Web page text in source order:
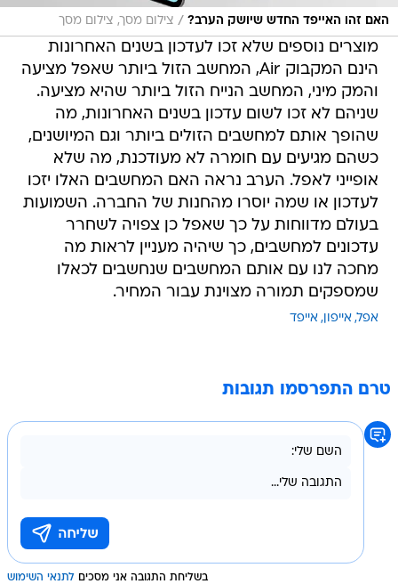
האם זהו האייפד החדש שיושק הערב? / צילום מסך, צילום מסך
מוצרים נוספים שלא זכו לעדכון בשנים האחרונות
הינם המקבוק Air, המחשב הזול ביותר שאפל מציעה
והמק מיני, המחשב הנייח הזול ביותר שהיא מציעה.
שניהם לא זכו לשום עדכון בשנים האחרונות, מה
שהופך אותם למחשבים הזולים ביותר וגם המיושנים,
כשהם מגיעים עם חומרה לא מעודכנת, מה שלא
אופייני לאפל. הערב נראה האם המחשבים האלו יזכו
לעדכון או שמה יוסרו מהחנות של החברה. השמועות
בעולם מדווחות על כך שאפל כן צפויה לשחרר
עדכונים למחשבים, כך שיהיה מעניין לראות מה
מחכה לנו עם אותם המחשבים שנחשבים לכאלו
שמספקים תמורה מצוינת עבור המחיר.
אפל אייפון אייפד
טרם התפרסמו תגובות
בשליחת התגובה אני מסכים לתנאי השימוש